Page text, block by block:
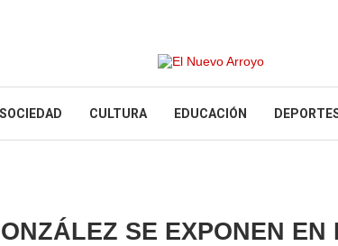
SOCIEDAD CULTURA EDUCACIÓN
SE EXPONEN EN